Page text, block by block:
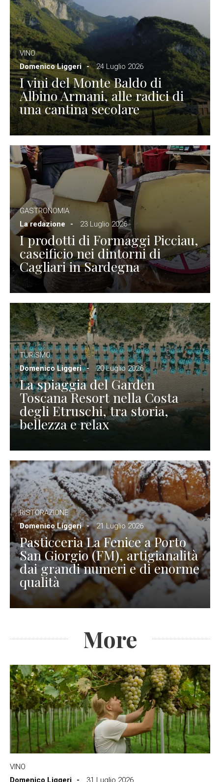
VINO
Domenico Liggeri
24 Luglio 2026
I vini del Monte Baldo di
Albino Armani, alle radici di
una cantina secolare
GASTRONOMIA
La redazione
23 Luglio 2026
I prodotti di Formaggi Picciau,
caseificio nei dintorni di
Cagliari in Sardegna
TURISMO
Domenico Liggeri
20 Luglio 2026
La spiaggia del Garden
Toscana Resort nella Costa
degli Etruschi, tra storia,
bellezza e relax
RISTORAZIONE
Domenico Liggeri
21 Luglio 2026
Pasticceria La Fenice a Porto
San Giorgio (FM), artigianalità
dai grandi numeri e di enorme
qualità
More
VINO
Domenico Liggeri
31 Luglio 2026